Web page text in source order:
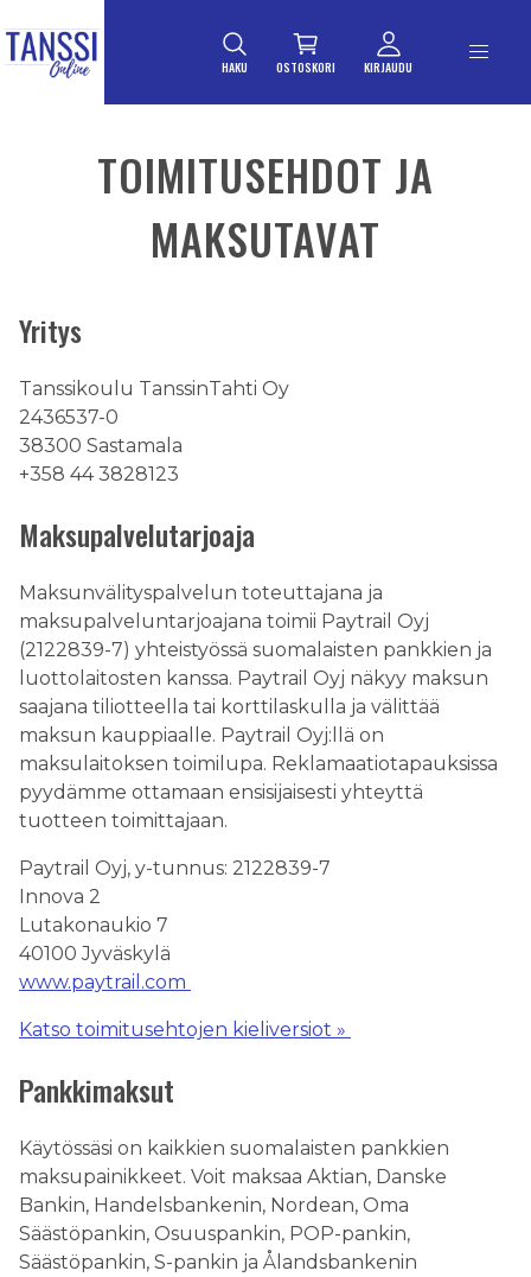
HAKU OSTOSKORI KIRJAUDU
TOIMITUSEHDOT JA
MAKSUTAVAT
Yritys
Tanssikoulu TanssinTahti Oy
2436537-0
38300 Sastamala
+358 44 3828123
Maksupalvelutarjoaja
Maksunvälityspalvelun toteuttajana ja
maksupalveluntarjoajana toimii Paytrail Oyj
(2122839-7) yhteistyössä suomalaisten pankkien ja
luottolaitosten kanssa. Paytrail Oyj näkyy maksun
saajana tiliotteella tai korttilaskulla ja välittää
maksun kauppiaalle. Paytrail Oyj:llä on
maksulaitoksen toimilupa. Reklamaatiotapauksissa
pyydämme ottamaan ensisijaisesti yhteyttä
tuotteen toimittajaan.
Paytrail Oyj, y-tunnus: 2122839-7
Innova 2
Lutakonaukio 7
40100 Jyväskylä
www.paytrail.com
Katso toimitusehtojen kieliversiot »
Pankkimaksut
Käytössäsi on kaikkien suomalaisten pankkien
maksupainikkeet. Voit maksaa Aktian, Danske
Bankin, Handelsbankenin, Nordean, Oma
Säästöpankin, Osuuspankin, POP-pankin,
Säästöpankin, S-pankin ja Ålandsbankenin